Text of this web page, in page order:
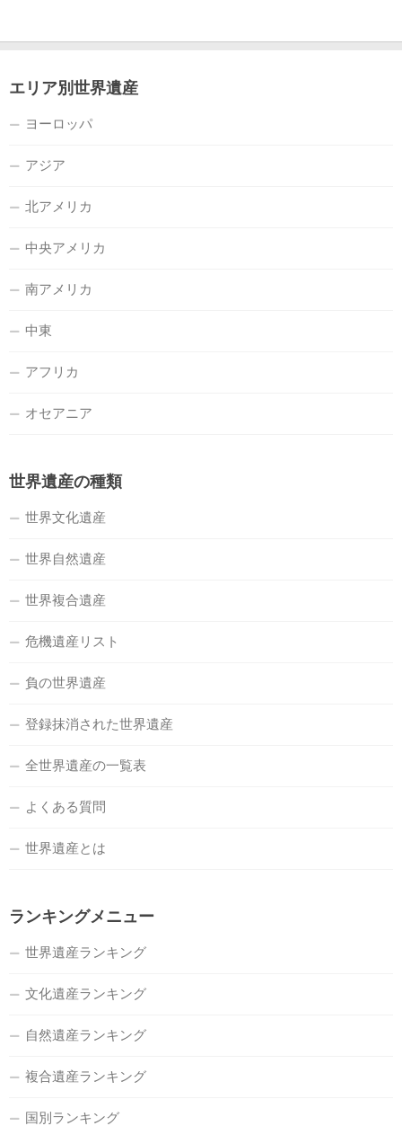
エリア別世界遺産
ヨーロッパ
アジア
北アメリカ
中央アメリカ
南アメリカ
中東
アフリカ
オセアニア
世界遺産の種類
世界文化遺産
世界自然遺産
世界複合遺産
危機遺産リスト
負の世界遺産
登録抹消された世界遺産
全世界遺産の一覧表
よくある質問
世界遺産とは
ランキングメニュー
世界遺産ランキング
文化遺産ランキング
自然遺産ランキング
複合遺産ランキング
国別ランキング